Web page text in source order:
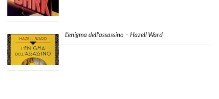
L’enigma dell’assassino – Hazell Ward